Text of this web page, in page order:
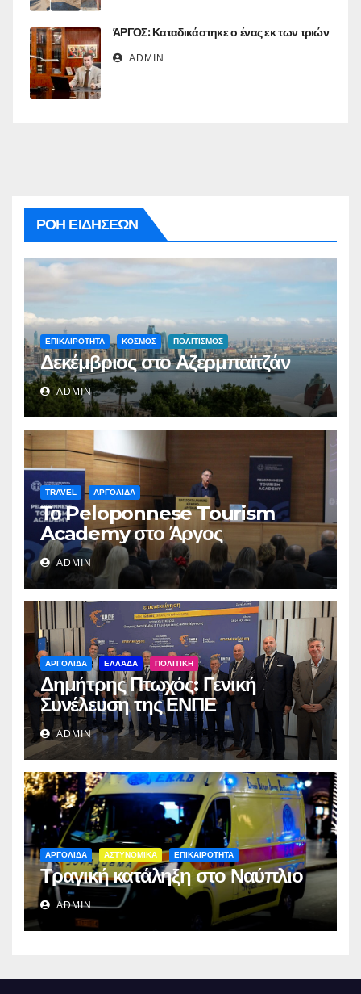
ΆΡΓΟΣ: Καταδικάστηκε ο ένας εκ των τριών
ADMIN
ΡΟΗ ΕΙΔΗΣΕΩΝ
ΕΠΙΚΑΙΡΟΤΗΤΑ ΚΟΣΜΟΣ ΠΟΛΙΤΙΣΜΟΣ
Δεκέμβριος στο Αζερμπαϊτζάν
ADMIN
TRAVEL ΑΡΓΟΛΙΔΑ
Το Peloponnese Tourism
Academy στο Άργος
ADMIN
ΑΡΓΟΛΙΔΑ ΕΛΛΑΔΑ ΠΟΛΙΤΙΚΗ
Δημήτρης Πτωχός: Γενική
Συνέλευση της ΕΝΠΕ
ADMIN
ΑΡΓΟΛΙΔΑ ΑΣΤΥΝΟΜΙΚΑ ΕΠΙΚΑΙΡΟΤΗΤΑ
Τραγική κατάληξη στο Ναύπλιο
ADMIN